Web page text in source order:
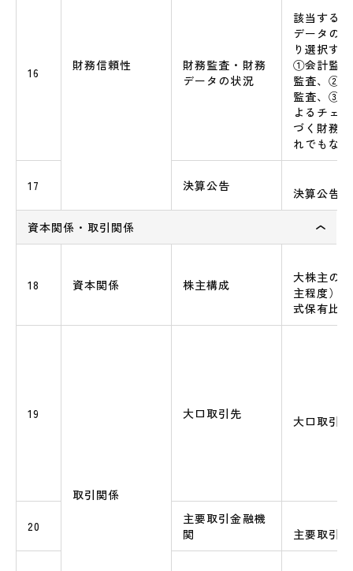
財務信頼性
16
財務監査・財務
データの状況
該当する
データの
り選択す
①会計監
監査、②
監査、③
よるチェ
づく財務
れでもない
17 決算公告 決算公告
資本関係・取引関係
18 資本関係 株主構成
大株主の
主程度）
式保有比率
19
取引関係
大口取引先 大口取引
20
主要取引金融機
関
主要取引